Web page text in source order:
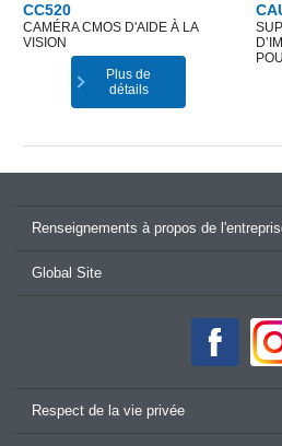
CC520
CAMÉRA CMOS D'AIDE À LA
VISION
Plus de
détails
Renseignements à propos de
Global Site
Respect de la vie privée